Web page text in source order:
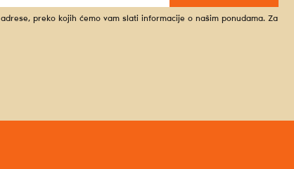
preko kojih ćemo vam slati informacije o našim ponudama. Za